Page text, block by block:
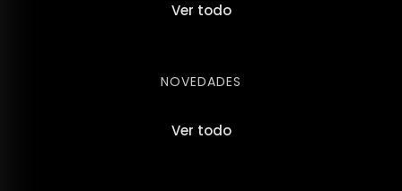
Ver todo
NOVEDADES
Ver todo